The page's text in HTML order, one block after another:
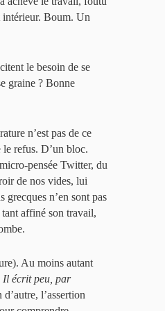
intérieur. Boum. Un
le besoin de se
graine ? Bonne
n’est pas de ce
refus. D’un bloc.
pensée Twitter, du
de nos vides, lui
grecques n’en sont pas
affiné son travail,
Au moins autant
Il écrit peu, par
l’assertion